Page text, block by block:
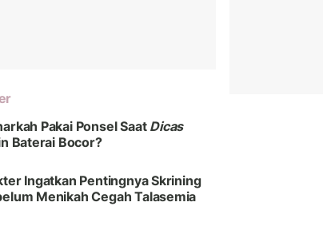
Pakai Ponsel Saat Dicas
Baterai Bocor?
Ingatkan Pentingnya Skrining
Menikah Cegah Talasemia